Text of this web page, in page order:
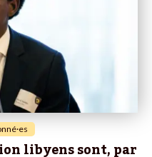
libyens sont, par